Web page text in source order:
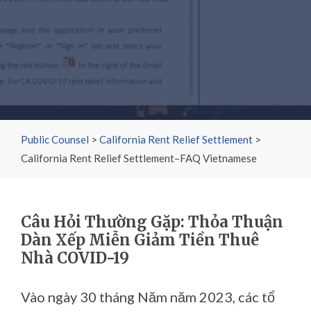
Public Counsel > California Rent Relief Settlement >
California Rent Relief Settlement–FAQ Vietnamese
Câu Hỏi Thường Gặp: Thỏa Thuận
Dàn Xếp Miễn Giảm Tiền Thuê
Nhà COVID-19
Vào ngày 30 tháng Năm năm 2023, các tổ